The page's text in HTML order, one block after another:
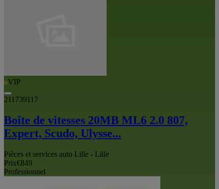
VIP
211739117
Boîte de vitesses 20MB ML6 2.0 807,
Expert, Scudo, Ulysse...
Pièces et services auto Lille - Lille
Prix€849
Professionnel